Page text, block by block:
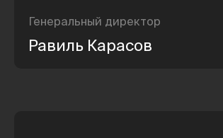
Генеральный директор
Равиль Карасов